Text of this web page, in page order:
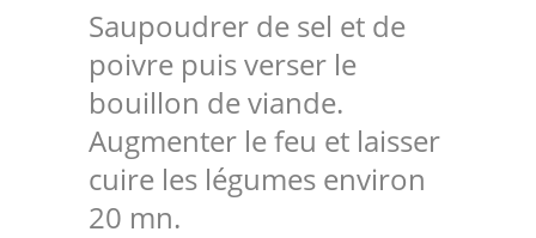
Saupoudrer de sel et de
poivre puis verser le
bouillon de viande.
Augmenter le feu et laisser
cuire les légumes environ
20 mn.